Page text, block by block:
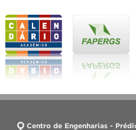
Centro de Engenharias -